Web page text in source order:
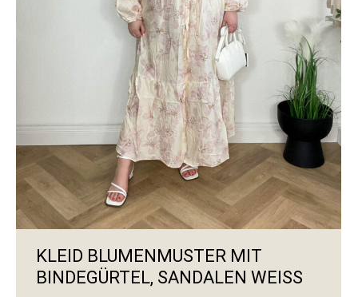
KLEID BLUMENMUSTER MIT
BINDEGÜRTEL, SANDALEN WEISS